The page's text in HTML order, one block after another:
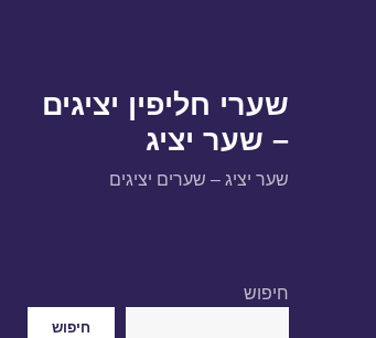
שערי חליפין יציגים
– שער יציג
שער יציג – שערים יציגים
חיפוש
חיפוש